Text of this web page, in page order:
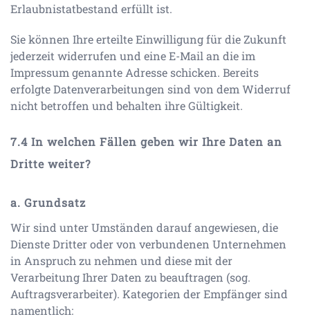
Erlaubnistatbestand erfüllt ist.
Sie können Ihre erteilte Einwilligung für die Zukunft
jederzeit widerrufen und eine E-Mail an die im
Impressum genannte Adresse schicken. Bereits
erfolgte Datenverarbeitungen sind von dem Widerruf
nicht betroffen und behalten ihre Gültigkeit.
In welchen Fällen geben wir Ihre Daten an
Dritte weiter?
a. Grundsatz
Wir sind unter Umständen darauf angewiesen, die
Dienste Dritter oder von verbundenen Unternehmen
in Anspruch zu nehmen und diese mit der
Verarbeitung Ihrer Daten zu beauftragen (sog.
Auftragsverarbeiter). Kategorien der Empfänger sind
namentlich: